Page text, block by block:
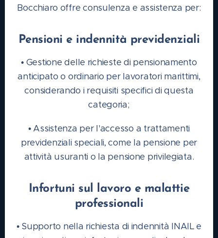
Bocchiaro offre consulenza e assistenza per:
Pensioni e indennità previdenziali
• Gestione delle richieste di pensionamento
anticipato o ordinario per lavoratori marittimi,
considerando i requisiti specifici di questa
categoria;
• Assistenza per l'accesso a trattamenti
previdenziali speciali, come la pensione per
attività usuranti o la pensione privilegiata.
Infortuni sul lavoro e malattie
professionali
• Supporto nella richiesta di indennità INAIL e